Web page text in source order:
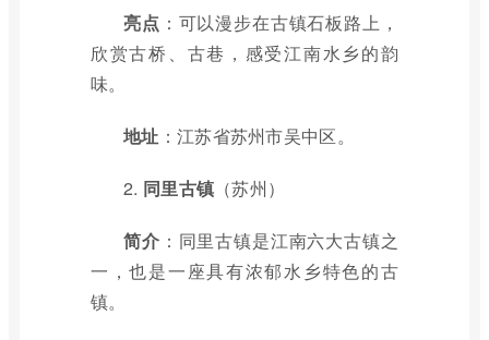
亮点 ：可以漫步在古镇石板路上，
欣赏古桥、古巷，感受江南水乡的韵
味。
地址 ：江苏省苏州市吴中区。
2. 同里古镇 （苏州）
简介 ：同里古镇是江南六大古镇之
一，也是一座具有浓郁水乡特色的古
镇。